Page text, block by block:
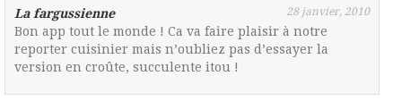
La fargussienne 28 janvier, 2010
Bon app tout le monde ! Ca va faire plaisir à notre
reporter cuisinier mais n’oubliez pas d’essayer la
version en croûte, succulente itou !